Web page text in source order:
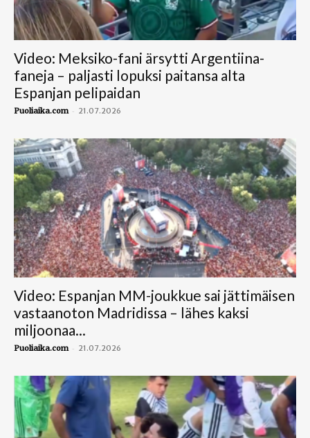
Video: Meksiko-fani ärsytti Argentiina-
faneja – paljasti lopuksi paitansa alta
Espanjan pelipaidan
Puoliaika.com - 21.07.2026
Video: Espanjan MM-joukkue sai jättimäisen
vastaanoton Madridissa – lähes kaksi
miljoonaa...
Puoliaika.com - 21.07.2026